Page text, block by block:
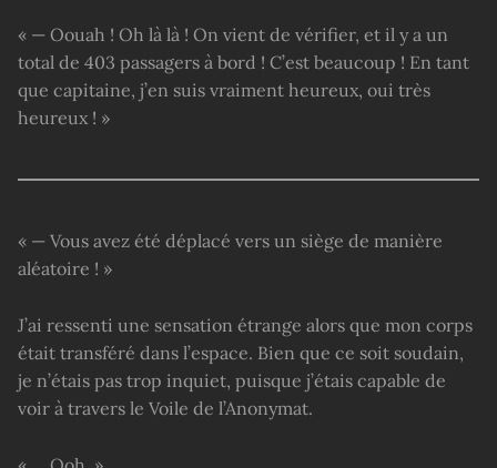
« — Oouah ! Oh là là ! On vient de vérifier, et il y a un
total de 403 passagers à bord ! C’est beaucoup ! En tant
que capitaine, j’en suis vraiment heureux, oui très
heureux ! »
« — Vous avez été déplacé vers un siège de manière
aléatoire ! »
J’ai ressenti une sensation étrange alors que mon corps
était transféré dans l’espace. Bien que ce soit soudain,
je n’étais pas trop inquiet, puisque j’étais capable de
voir à travers le Voile de l’Anonymat.